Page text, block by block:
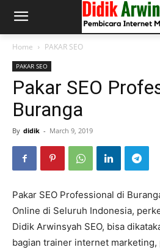
Home PAKAR SEO
PAKAR SEO
Pakar SEO
Buranga
By didik - March 9, 2019
Pakar SEO Professional di
Online di Seluruh Indonesia,
Didik Arwinsyah SEO, bisa
bagian trainer internet